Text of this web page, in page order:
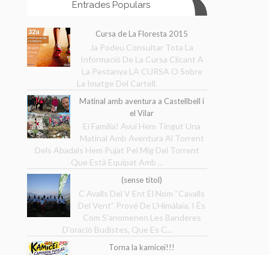
Entrades Populars
Cursa de La Floresta 2015
Ja Podeu Consultar Tota La
Informació De La Cursa Clicant A
La Pestanya LA CURSA O Sobre
La Imatge Del Cartell.
Matinal amb aventura a Castellbell i
el Vilar
Ei Família! Avui Hem Tingut Una
Matinal Amb Aventura Al Torrent
Dels Abadals Hem Pujat Pel Mig Del Torrent
Que Està Equipat Amb ...
(sense títol)
C Avalls Del V Ent El Nom “Cavalls
Del Vent” Prové De L’Himàlaia, I És
Com S’anomenen Les Banderes
D’oració Budistes, Que Es C...
Torna la kamicei!!!